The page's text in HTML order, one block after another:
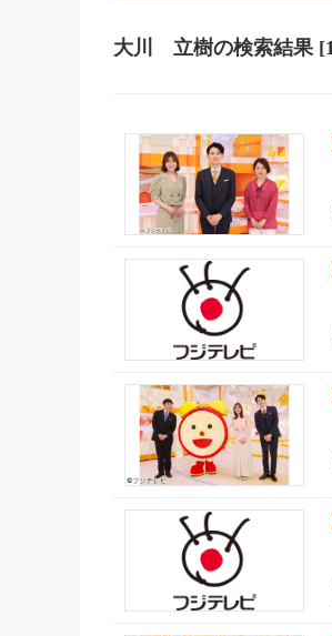
大川 立樹の検索結果